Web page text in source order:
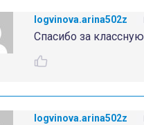
logvinova.arina502z
Спасибо за
logvinova.arina502z